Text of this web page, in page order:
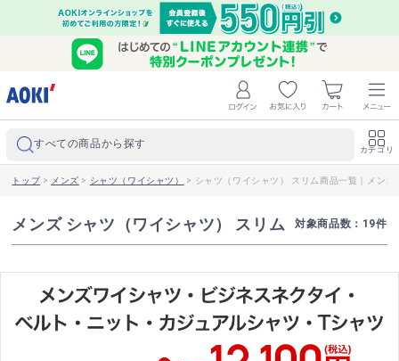
すべての商品から探す カテゴリ
トップ> メンズ > シャツ（ワイシャツ） > シャツ（ワイシャツ） スリム商品一覧｜メンズ
メンズ シャツ（ワイシャツ） スリム 対象商品数： 19件